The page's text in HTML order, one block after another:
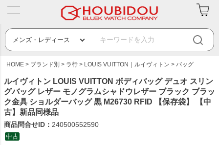
HOME ブランド別 ラ行 LOUIS VUITTON｜ルイヴィトン バッグ
ルイヴィトン LOUIS VUITTON ボディバッグ デュオ スリン
グバッグ レザー モノグラムシャドウレザー ブラック ブラッ
ク金具 ショルダーバッグ 黒 M26730 RFID 【保存袋】 【中
古】新品同様品
商品問合せID： 240500552590
中古